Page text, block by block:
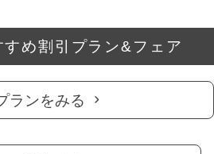
すめ割引プラン&フェア
ランをみる